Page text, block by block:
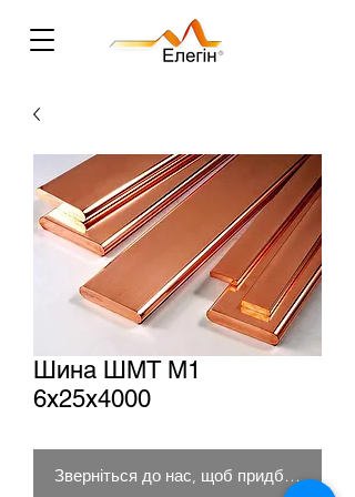
Шина ШМТ М1
6х25х4000
Зверніться до нас, щоб придбати товар